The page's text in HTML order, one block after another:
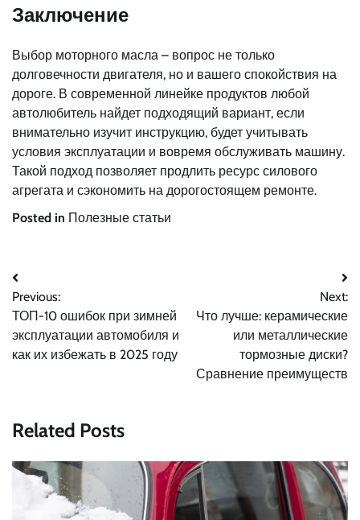
Заключение
Выбор моторного масла – вопрос не только
долговечности двигателя, но и вашего спокойствия на
дороге. В современной линейке продуктов любой
автолюбитель найдет подходящий вариант, если
внимательно изучит инструкцию, будет учитывать
условия эксплуатации и вовремя обслуживать машину.
Такой подход позволяет продлить ресурс силового
агрегата и сэкономить на дорогостоящем ремонте.
Posted in Полезные статьи
Навигация
по
записям
Previous:
ТОП-10 ошибок при зимней
эксплуатации автомобиля и
как их избежать в 2025 году
Next:
Что лучше: керамические
или металлические
тормозные диски?
Сравнение преимуществ
Related Posts